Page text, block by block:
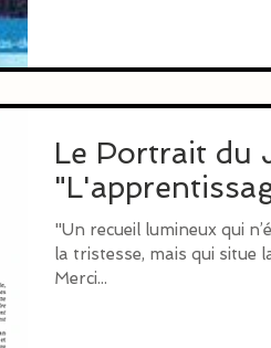
Le Portrait du
"Un recueil lumineux qui
la tristesse, mais qui situe
Merci...